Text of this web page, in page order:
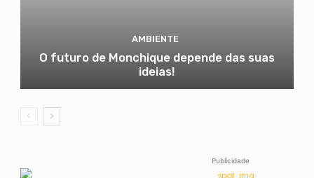
AMBIENTE
O futuro de Monchique depende das suas
ideias!
Publicidade